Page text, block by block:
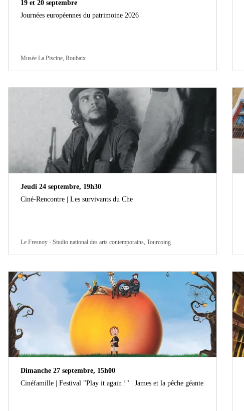
19 et 20 septembre
Journées européennes du patrimoine 2026
Musée La Piscine, Roubaix
Jeudi 24 septembre, 19h30
Ciné-Rencontre | Les survivants du Che
Le Fresnoy - Studio national des arts contemporains, Tourcoing
Dimanche 27 septembre, 15h00
Cinéfamille | Festival "Play it again !" | James et la pêche géante